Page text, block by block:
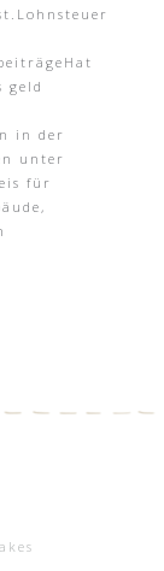
geld
in der
unter
für